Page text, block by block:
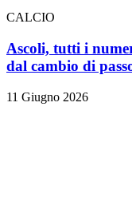
CALCIO
Ascoli, tutti i
dal cambio di
11 Giugno 2026